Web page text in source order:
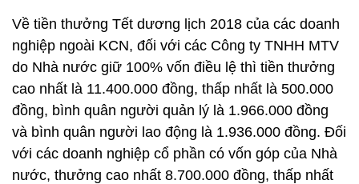
Về tiền thưởng Tết dương lịch 2018 của các doanh
nghiệp ngoài KCN, đối với các Công ty TNHH MTV
do Nhà nước giữ 100% vốn điều lệ thì tiền thưởng
cao nhất là 11.400.000 đồng, thấp nhất là 500.000
đồng, bình quân người quản lý là 1.966.000 đồng
và bình quân người lao động là 1.936.000 đồng. Đối
với các doanh nghiệp cổ phần có vốn góp của Nhà
nước, thưởng cao nhất 8.700.000 đồng, thấp nhất